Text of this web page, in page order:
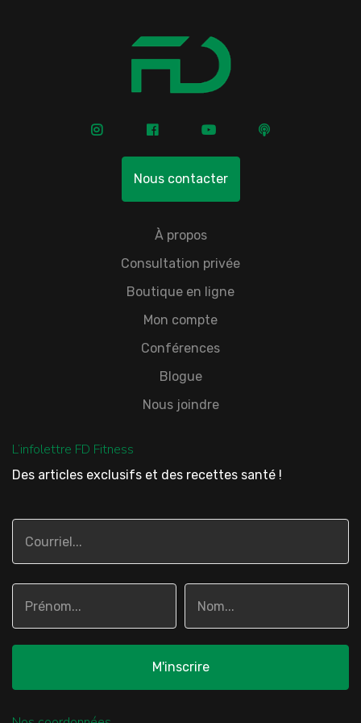
Nous contacter
À propos
Consultation privée
Boutique en ligne
Mon compte
Conférences
Blogue
Nous joindre
L’infolettre FD Fitness
Des articles exclusifs et des recettes santé !